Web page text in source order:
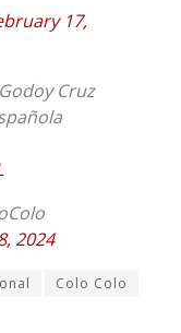
17,
Cruz
2024
Colo Colo